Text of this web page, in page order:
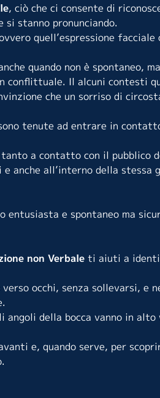
, ciò che ci consente di
stanno pronunciando.
quell’espressione
quando non è spontaneo,
conflittuale. Il alcuni contesti
che un sorriso di
tenute ad entrare in
a contatto con il pubblico
anche all’interno della stessa
entusiasta e spontaneo ma
non Verbale ti aiuti a
occhi, senza sollevarsi, e
della bocca vanno in
e, quando serve, per